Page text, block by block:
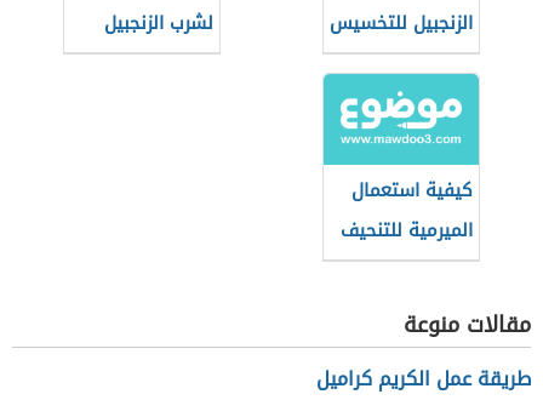
الزنجبيل للتخسيس
لشرب الزنجبيل
للتنحيف
كيفية استعمال
الميرمية للتنحيف
مقالات منوعة
طريقة عمل الكريم كراميل